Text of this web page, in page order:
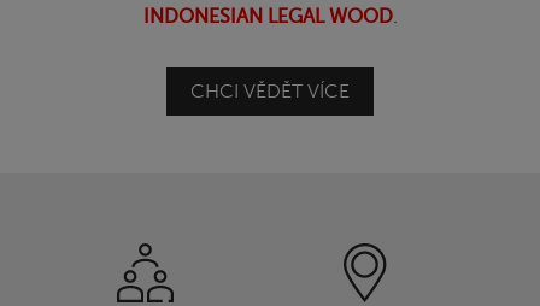
INDONESIAN LEGAL WOOD.
CHCI VĚDĚT VÍCE